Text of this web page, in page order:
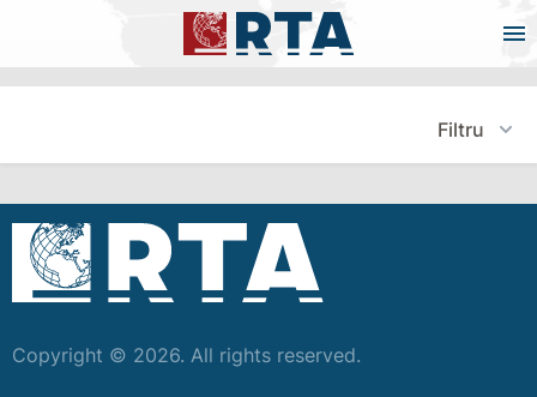
Filtru
Copyright © 2026. All rights reserved.